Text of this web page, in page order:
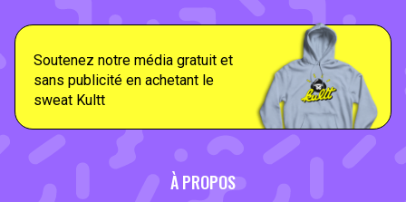
Soutenez notre média gratuit et
sans publicité en achetant le
sweat Kultt
À PROPOS